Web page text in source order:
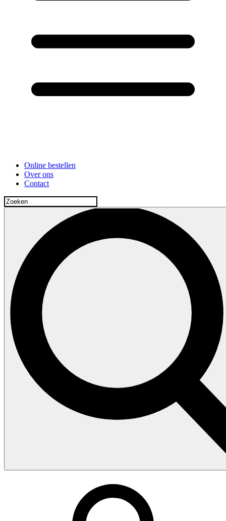
Online bestellen
Over ons
Contact